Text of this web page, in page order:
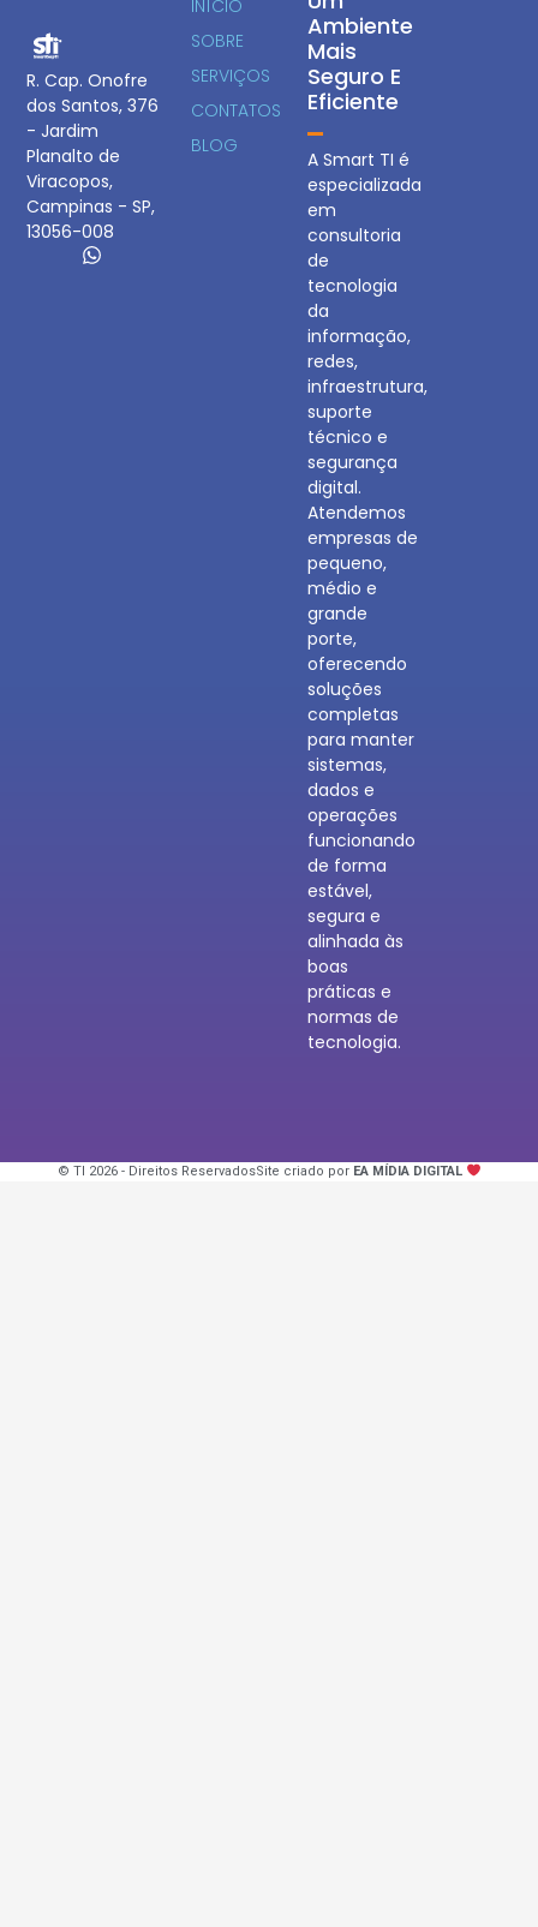
R. Cap. Onofre
dos Santos, 376
- Jardim
Planalto de
Viracopos,
Campinas - SP,
13056-008
Ambiente
Mais
Seguro E
Eficiente
A Smart TI é
especializada
em
consultoria
de
tecnologia
da
informação,
redes,
infraestrutura,
suporte
técnico e
segurança
digital.
Atendemos
empresas de
pequeno,
médio e
grande
porte,
oferecendo
soluções
completas
para manter
sistemas,
dados e
operações
funcionando
de forma
estável,
segura e
alinhada às
boas
práticas e
normas de
tecnologia.
INÍCIO
SOBRE
SERVIÇOS
CONTATOS
BLOG
© TI 2026 - Direitos ReservadosSite criado por EA MÍDIA DIGITAL